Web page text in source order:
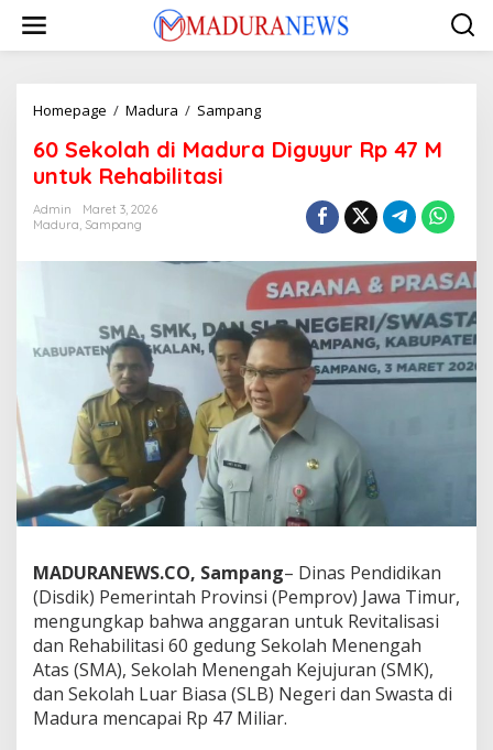
konten
Homepage / Madura / Sampang60
di
Madura
untuk
Rehabilitasi
60 Sekolah di Madura Diguyur Rp 47 M
untuk Rehabilitasi
Admin
Maret 3, 2026
Madura, Sampang
MADURANEWS.CO, Sampang– Dinas Pendidikan
(Disdik) Pemerintah Provinsi (Pemprov) Jawa Timur,
mengungkap bahwa anggaran untuk Revitalisasi
dan Rehabilitasi 60 gedung Sekolah Menengah
Atas (SMA), Sekolah Menengah Kejujuran (SMK),
dan Sekolah Luar Biasa (SLB) Negeri dan Swasta di
Madura mencapai Rp 47 Miliar.